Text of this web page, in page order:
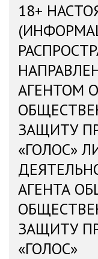
18+
АГЕНТОМ
ЗАЩИТУ
«ГОЛОС»
АГЕНТА
ЗАЩИТУ
«ГОЛОС»